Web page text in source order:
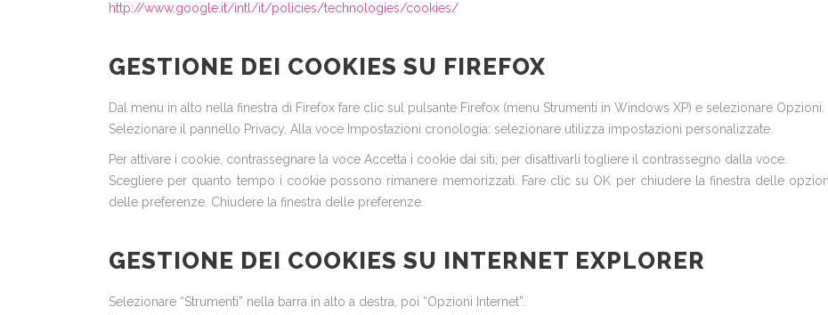
http://www.google.it/intl/it/policies/technologies/cookies/
GESTIONE DEI COOKIES SU FIREFOX
Dal menu in alto nella finestra di Firefox fare clic sul pulsante Firefox (menu Strumenti in Windows XP) e selezionare Opzioni.
Selezionare il pannello Privacy. Alla voce Impostazioni cronologia: selezionare utilizza impostazioni personalizzate.
Per attivare i cookie, contrassegnare la voce Accetta i cookie dai siti; per disattivarli togliere il contrassegno dalla voce.
Scegliere per quanto tempo i cookie possono rimanere memorizzati. Fare clic su OK per chiudere la finestra delle
delle preferenze. Chiudere la finestra delle preferenze.
GESTIONE DEI COOKIES SU INTERNET EXPLORER
Selezionare “Strumenti” nella barra in alto a destra, poi “Opzioni Internet”.